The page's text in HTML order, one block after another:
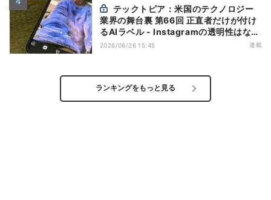
業界の舞台裏 第66回 正直者だけが付け
るAIラベル - Instagramの透明性はなぜ
逆効果になり得るのか
2026/06/26 15:45 連載
ランキングをもっと見る